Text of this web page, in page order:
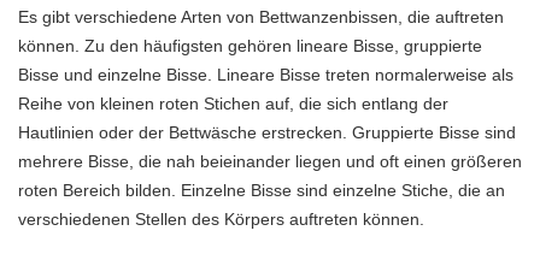
Es gibt verschiedene Arten von Bettwanzenbissen, die auftreten
können. Zu den häufigsten gehören lineare Bisse, gruppierte
Bisse und einzelne Bisse. Lineare Bisse treten normalerweise als
Reihe von kleinen roten Stichen auf, die sich entlang der
Hautlinien oder der Bettwäsche erstrecken. Gruppierte Bisse sind
mehrere Bisse, die nah beieinander liegen und oft einen größeren
roten Bereich bilden. Einzelne Bisse sind einzelne Stiche, die an
verschiedenen Stellen des Körpers auftreten können.